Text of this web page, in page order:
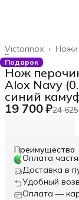
Ножи
Victorinox ›
Главная ›
Подарок
Нож
Alox Navy
синий
19 700 ₽24
Преимущества
Оплата
Доставка в
Удобный
Оплата —